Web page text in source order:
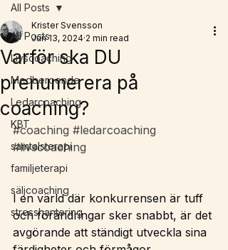
All Posts
Livscoaching
Medberoende
Ledarcoaching
KBT
samtalsterapi
familjeterapi
säljcoaching
stresshantering
All Posts
Varför ska DU
prenumerera på
coaching?
Krister Svensson
Jun 13, 2024 2 min read
#coaching #ledarcoaching
#livscoaching
I en värld där konkurrensen är tuff
och förändringar sker snabbt, är det
avgörande att ständigt utveckla sina